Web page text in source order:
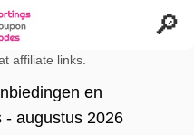
affiliate links.
en
- augustus 2026